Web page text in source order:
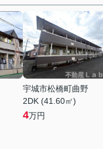
宇城市松橋町曲野
2DK (41.60㎡)
4万円